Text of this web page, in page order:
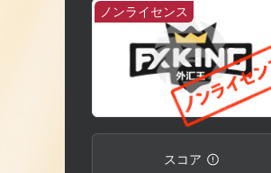
ノンライセンス
スコア
0
1
0
1
2